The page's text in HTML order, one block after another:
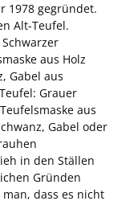
1978 gegründet.
Alt-Teufel.
aus Holz
Gabel aus
Grauer
aus
Gabel oder
in den Ställen
Gründen
dass es nicht